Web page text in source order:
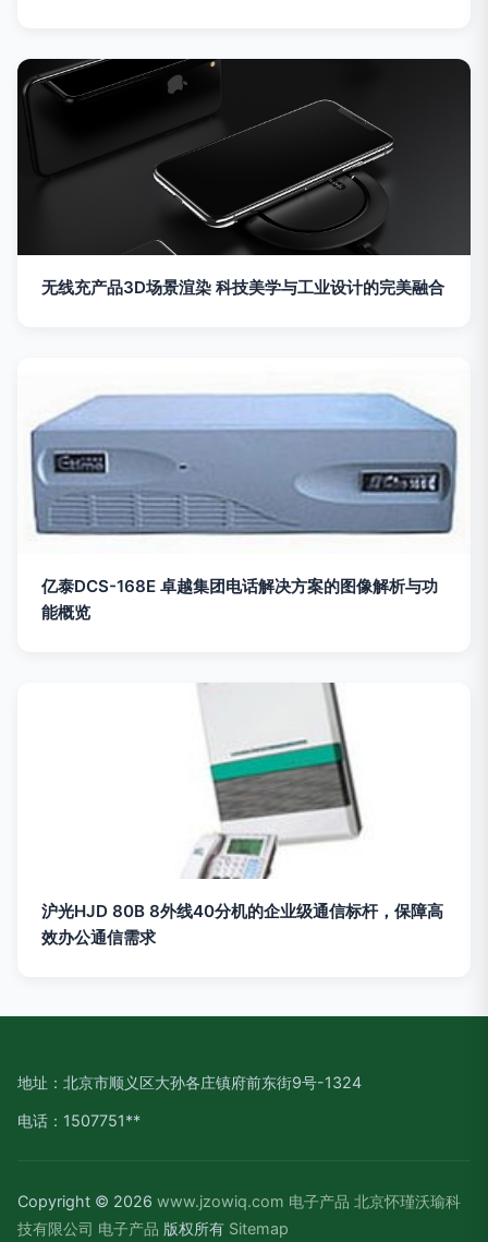
无线充产品3D场景渲染 科技美学与工业设计的完美融合
亿泰DCS-168E 卓越集团电话解决方案的图像解析与功
能概览
沪光HJD 80B 8外线40分机的企业级通信标杆，保障高
效办公通信需求
地址：北京市顺义区大孙各庄镇府前东街9号-1324
电话：1507751**
Copyright © 2026 www.jzowiq.com 电子产品 北京怀瑾沃瑜科
技有限公司 电子产品 版权所有 Sitemap